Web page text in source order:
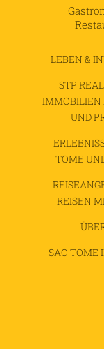
LEBEN &
STP
IMMOBILIEN
UND
TOME
REISEN
SAO TOME